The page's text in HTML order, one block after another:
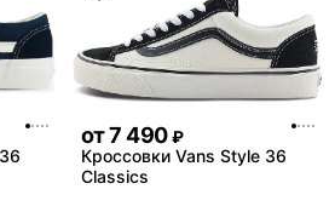
от7 490 ₽
Кроссовки Vans Style 36
Classics